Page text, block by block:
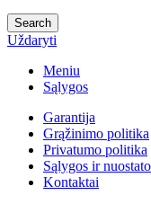
Search
Uždaryti
Meniu
Sąlygos
Garantija
Grąžinimo politika
Privatumo politika
Sąlygos ir
Kontaktai